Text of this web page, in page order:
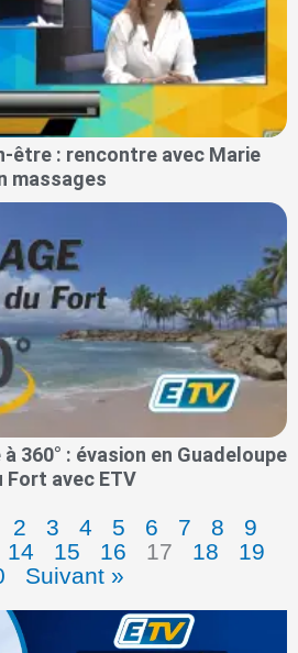
être : rencontre avec Marie
massages
360° : évasion en Guadeloupe
Fort avec ETV
2 3 4 5 6 7 8
9
14 15 16 17 18
19
Suivant »